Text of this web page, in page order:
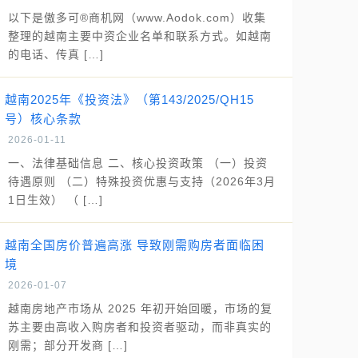
以下是傲多可®商机网（www.Aodok.com）收集
整理的越南主要中资企业名单和联系方式。如越南
的电话、传真 […]
越南2025年《投资法》（第143/2025/QH15
号）核心条款
2026-01-11
一、法律基础信息 二、核心投资政策 （一）投资
待遇原则 （二）特殊投资优惠与支持（2026年3月
1日生效） （ […]
越南全国房价普遍高涨 导致刚需购房者面临困
境
2026-01-07
越南房地产市场从 2025 年初开始回暖，市场的复
苏主要由高收入购房者和投资者驱动，而非真实的
刚需；部分开发商 […]